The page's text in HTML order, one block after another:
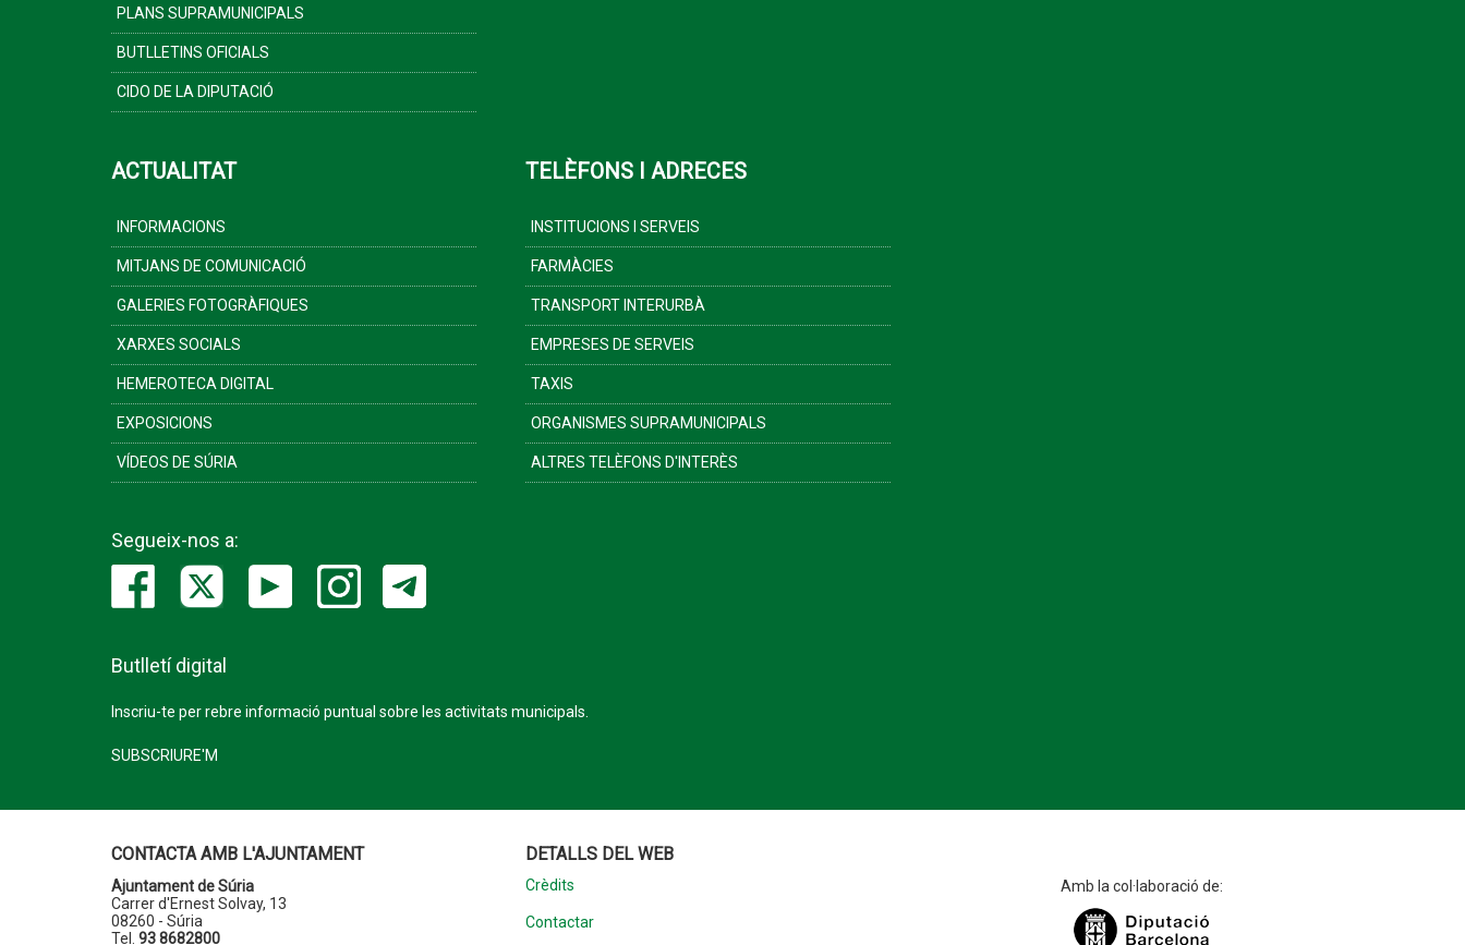
PLANS SUPRAMUNICIPALS
BUTLLETINS OFICIALS
CIDO DE LA DIPUTACIÓ
ACTUALITAT
INFORMACIONS
MITJANS DE COMUNICACIÓ
GALERIES FOTOGRÀFIQUES
XARXES SOCIALS
HEMEROTECA DIGITAL
EXPOSICIONS
VÍDEOS DE SÚRIA
TELÈFONS I ADRECES
INSTITUCIONS I SERVEIS
FARMÀCIES
TRANSPORT INTERURBÀ
EMPRESES DE SERVEIS
TAXIS
ORGANISMES SUPRAMUNICIPALS
ALTRES TELÈFONS D'INTERÈS
Segueix-nos a:
Butlletí digital
Inscriu-te per rebre informació puntual sobre les activitats municipals.
SUBSCRIURE'M
CONTACTA AMB L'AJUNTAMENT
Ajuntament de Súria
Carrer d'Ernest Solvay, 13
08260 - Súria
Tel. 93 8682800
DETALLS DEL WEB
Crèdits
Contactar
Amb la col·laboració de: